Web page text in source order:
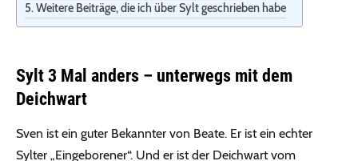
Weitere Beiträge, die ich über Sylt geschrieben habe
Sylt 3 Mal anders – unterwegs mit dem
Deichwart
Sven ist ein guter Bekannter von Beate. Er ist ein echter
Sylter „Eingeborener“. Und er ist der Deichwart vom